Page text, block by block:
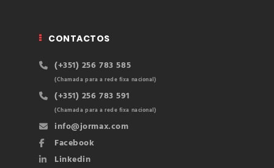
CONTACTOS
(+351) 256 783 585
(Chamada para a rede fixa nacional)
(+351) 256 783 591
(Chamada para a rede fixa nacional)
info@jormax.com
Facebook
Linkedin